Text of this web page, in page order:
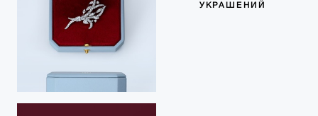
УКРАШЕНИЙ